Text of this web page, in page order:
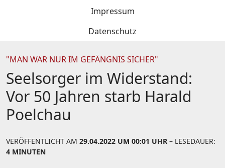
Impressum
Datenschutz
"MAN WAR NUR IM GEFÄNGNIS SICHER"
Seelsorger im Widerstand:
Vor 50 Jahren starb Harald
Poelchau
VERÖFFENTLICHT AM 29.04.2022 UM 00:01 UHR – LESEDAUER:
4 MINUTEN